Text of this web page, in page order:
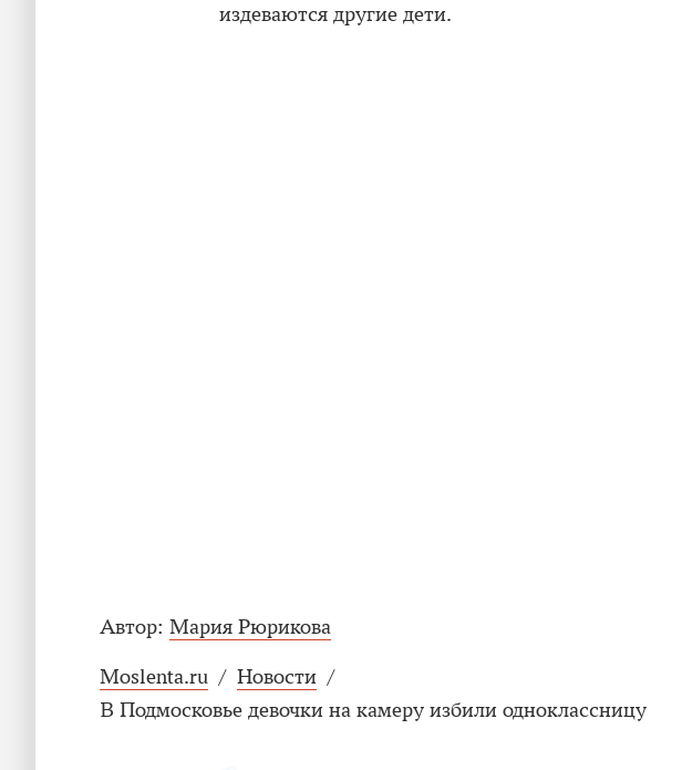
издеваются другие дети.
Автор: Мария Рюрикова
Moslenta.ru / Новости /
В Подмосковье девочки на камеру избили одноклассницу